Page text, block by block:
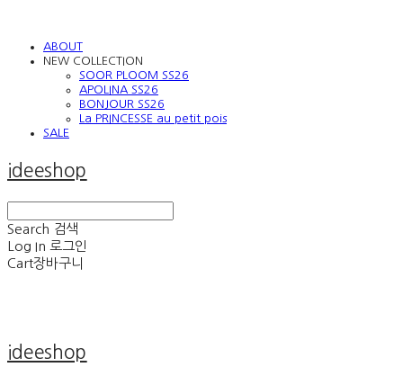
ABOUT
NEW COLLECTION
SOOR PLOOM SS26
APOLINA SS26
BONJOUR SS26
La PRINCESSE au petit pois
SALE
ideeshop
Search 검색
Log In 로그인
Cart장바구니
ideeshop